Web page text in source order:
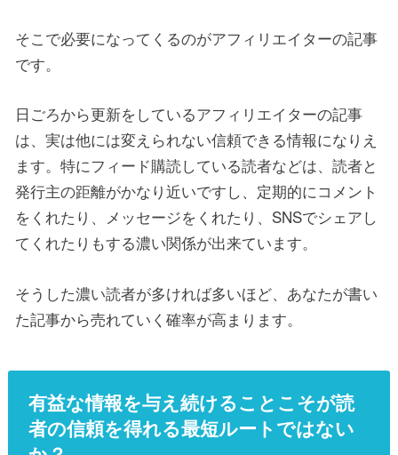
そこで必要になってくるのがアフィリエイターの記事
です。
日ごろから更新をしているアフィリエイターの記事
は、実は他には変えられない信頼できる情報になりえ
ます。特にフィード購読している読者などは、読者と
発行主の距離がかなり近いですし、定期的にコメント
をくれたり、メッセージをくれたり、SNSでシェアし
てくれたりもする濃い関係が出来ています。
そうした濃い読者が多ければ多いほど、あなたが書い
た記事から売れていく確率が高まります。
有益な情報を与え続けることこそが読
者の信頼を得れる最短ルートではない